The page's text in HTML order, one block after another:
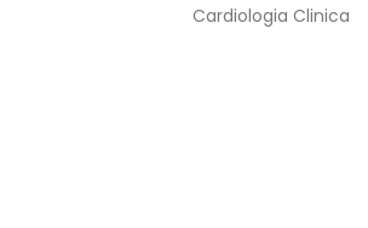
Cardiologia Clinica